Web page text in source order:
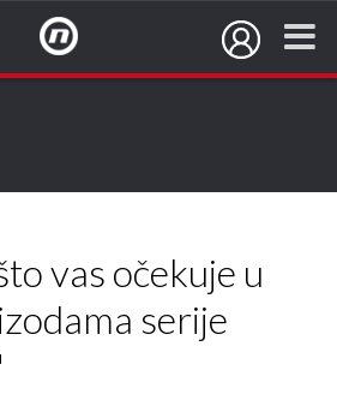
vas očekuje u
serije